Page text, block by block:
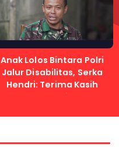
Anak Lolos Bintara Polri
Jalur Disabilitas, Serka
Hendri: Terima Kasih
Kapolri